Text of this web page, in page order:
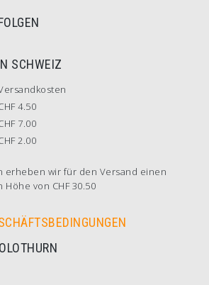
SCHWEIZ
4.50
7.00
2.00
erheben wir für den Versand einen
von CHF 30.50